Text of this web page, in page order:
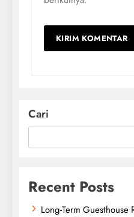
Cari
Recent Posts
Long-Term Guesthouse